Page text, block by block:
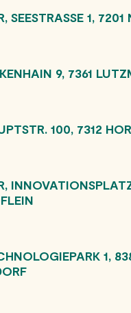
SEESTRASSE 1, 7201
9, 7361
100, 7312
1,